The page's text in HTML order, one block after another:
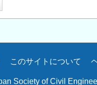
このサイトについて
Society of Civil